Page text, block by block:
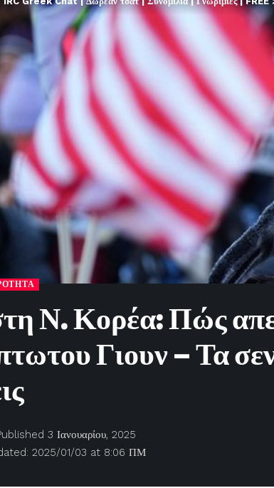
Ν. Κορέα: Πώς
Γιουν – Τα
2025/01/03 at 8:06 ΠΜ
3 Ιανουαρίου, 2025